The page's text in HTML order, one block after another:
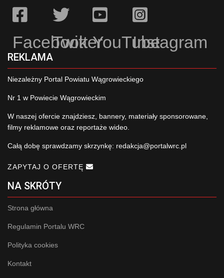
Facebook
TwitterYouTubeInstagram
REKLAMA
Niezależny Portal Powiatu Wągrowieckiego
Nr 1 w Powiecie Wągrowieckim
W naszej ofercie znajdziesz, bannery, materiały sponsorowane,
filmy reklamowe oraz reportaże wideo.
Całą dobę sprawdzamy skrzynkę: redakcja@portalwrc.pl
ZAPYTAJ O OFERTĘ
NA SKRÓTY
Strona główna
Regulamin Portalu WRC
Polityka cookies
Kontakt